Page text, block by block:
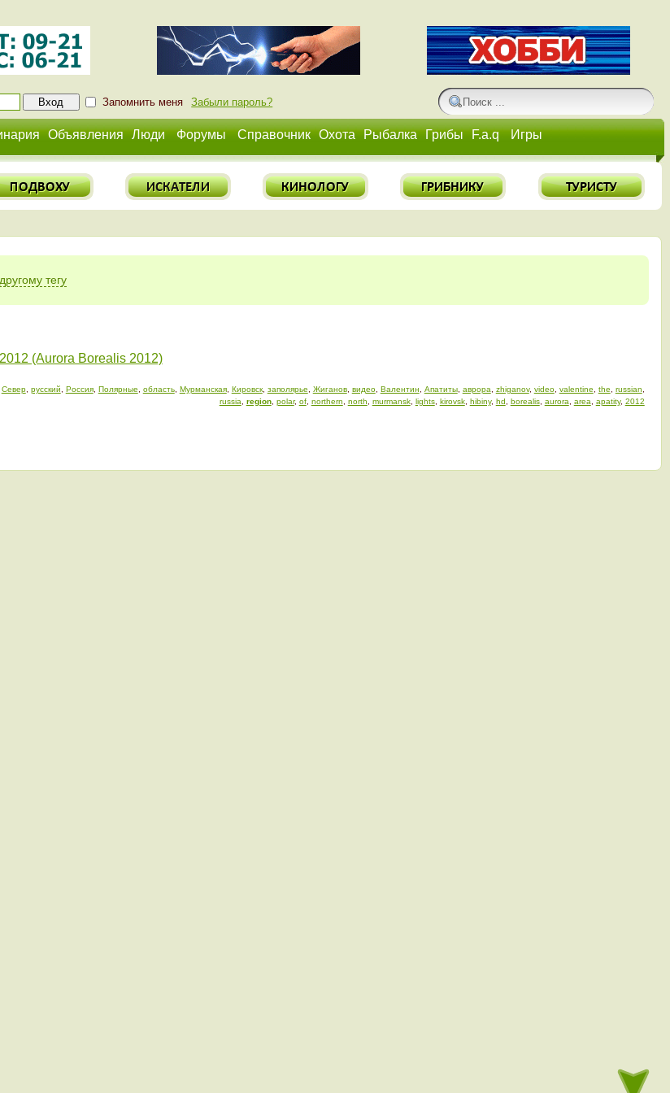
Запомнить меня Забыли пароль?
Объявления Люди Форумы Справочник Охота Рыбалка Грибы F.a.q Игры
другому тегу
(Aurora Borealis 2012)
Север, русский Россия, Полярные область, Мурманская, Кировск, заполярье Жиганов, видео, Валентин Апатиты, аврора zhiganov, video, valentine the russian
russia
region, polar, of, northern north murmansk, lights, kirovsk, hibiny, hd borealis, aurora area apatity, 2012